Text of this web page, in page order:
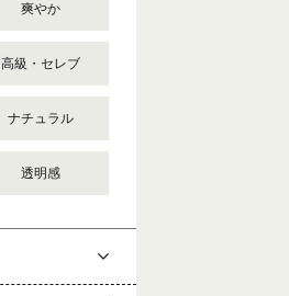
爽やか
高級・セレブ
ナチュラル
透明感